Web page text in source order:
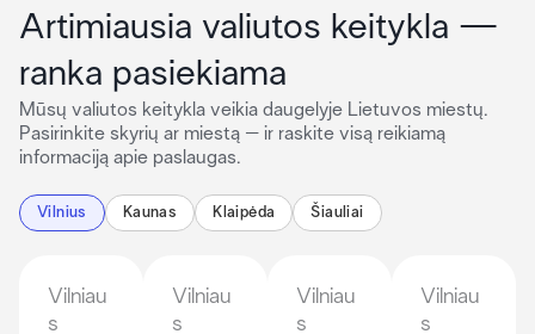
Artimiausia valiutos keitykla —
ranka pasiekiama
Mūsų valiutos keitykla veikia daugelyje Lietuvos miestų.
Pasirinkite skyrių ar miestą – ir raskite visą reikiamą
informaciją apie paslaugas.
Vilnius Kaunas Klaipėda Šiauliai
Vilniau
s
Vilniau
s
Vilniau
s
Vilniau
s